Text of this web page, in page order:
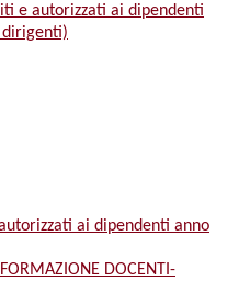
e autorizzati ai dipendenti
ai dipendenti anno
DOCENTI-